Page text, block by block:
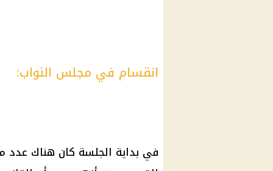
انقسام في مجلس النواب:
في بداية الجلسة كان هناك عدد